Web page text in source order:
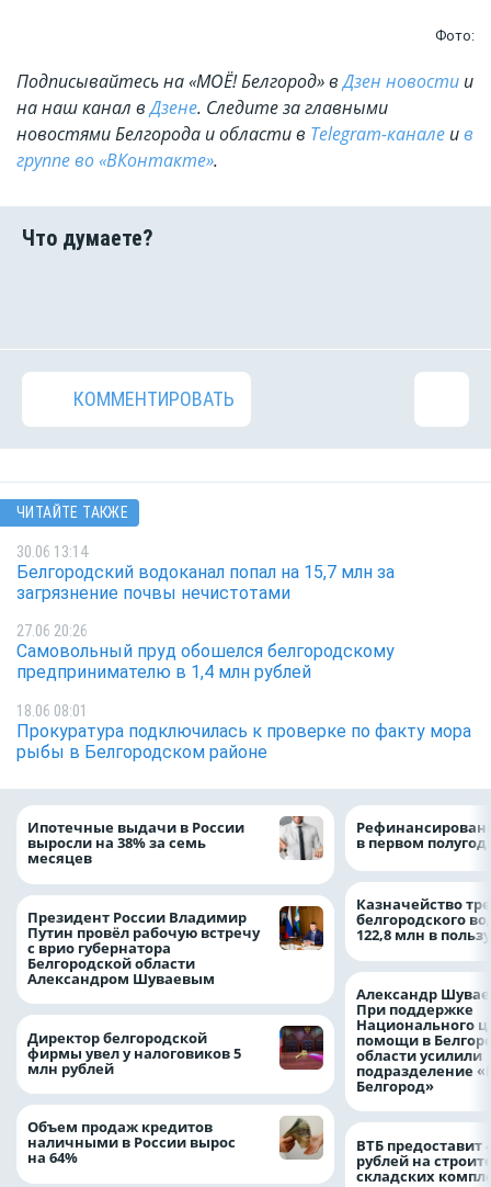
Фото:
Подписывайтесь на «МОЁ! Белгород» вДзен новости и
на наш канал вДзене. Cледите за главными
новостями Белгорода и области в Telegram-канале ив
группе во «ВКонтакте».
КОММЕНТИРОВАТЬ
ЧИТАЙТЕ ТАКЖЕ
30.06 13:14
Белгородский водоканал попал на 15,7 млн за
загрязнение почвы нечистотами
27.06 20:26
Самовольный пруд обошелся белгородскому
предпринимателю в 1,4 млн рублей
18.06 08:01
Прокуратура подключилась к проверке по факту мора
рыбы в Белгородском районе
Ипотечные выдачи в России
выросли на 38% за семь
месяцев
Президент России Владимир
Путин провёл рабочую встречу
с врио губернатора
Белгородской области
Александром Шуваевым
Директор белгородской
фирмы увел у налоговиков 5
млн рублей
Объем продаж кредитов
наличными в России вырос
на 64%
в первом
Казначейство
белгородского
122,8 млн в
Александр
При поддержке
Национального
помощи в
области усилили
подразделение
Белгород»
ВТБ предоставит
рублей на
складских